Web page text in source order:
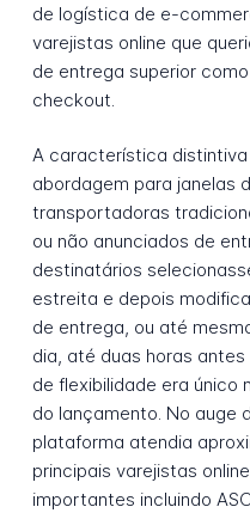
de logística de e-
varejistas online que
de entrega superior
checkout.
A característica
abordagem para janelas
transportadoras
ou não anunciados de
destinatários
estreita e depois
de entrega, ou até
dia, até duas horas antes
de flexibilidade era único
do lançamento. No auge
plataforma atendia
principais varejistas
importantes incluindo